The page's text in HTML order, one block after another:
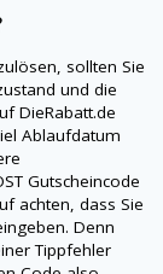
sollten Sie
und die
DieRabatt.de
Ablaufdatum
Gutscheincode
achten, dass Sie
Denn
Tippfehler